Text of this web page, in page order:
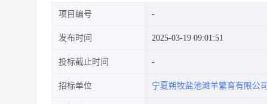
项目编号
发布时间 2025-03-19 09:01:51
投标截止时间
招标单位 宁夏朔牧盐池滩羊繁育有限公司